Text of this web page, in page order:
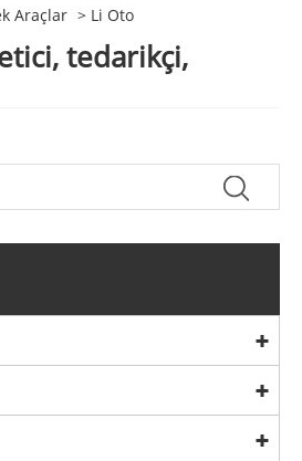
Araçlar > Li Oto
tedarikçi,